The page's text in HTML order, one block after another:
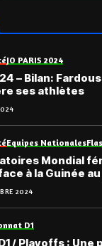
JO PARIS 2024
– Bilan:
ses athlètes
Equipes Nationales
Mondial
à la Guinée
2024
D1
/ Playoffs :